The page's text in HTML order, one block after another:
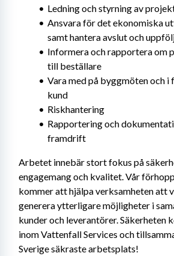
Ledning och styrning av
Ansvara för det ekonomiska
samt hantera avslut och
Informera och rapportera om
till beställare
Vara med på byggmöten och i
kund
Riskhantering
Rapportering och
framdrift
Arbetet innebär stort fokus på
engagemang och kvalitet. Vår
kommer att hjälpa verksamheten att
generera ytterligare möjligheter i
kunder och leverantörer. Säkerheten
inom Vattenfall Services och
Sverige säkraste arbetsplats!